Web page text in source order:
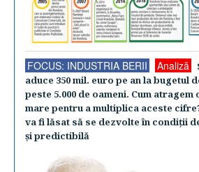
FOCUS: INDUSTRIA BERII Analiză
aduce 350 mil. euro pe an la bugetul
peste 5.000 de oameni. Cum
mare pentru a multiplica aceste
va fi lăsat să se dezvolte în condiţii
şi predictibilă